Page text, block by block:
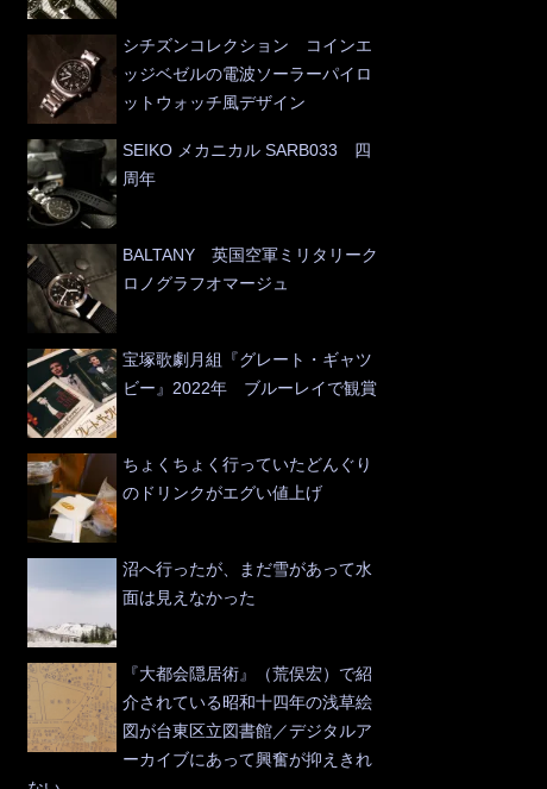
シチズンコレクション コインエ
ッジベゼルの電波ソーラーパイロ
ットウォッチ風デザイン
SEIKO メカニカル SARB033 四
周年
BALTANY 英国空軍ミリタリーク
ロノグラフオマージュ
宝塚歌劇月組『グレート・ギャツ
ビー』2022年 ブルーレイで観賞
ちょくちょく行っていたどんぐり
のドリンクがエグい値上げ
沼へ行ったが、まだ雪があって水
面は見えなかった
『大都会隠居術』（荒俣宏）で紹
介されている昭和十四年の浅草絵
図が台東区立図書館／デジタルア
ーカイブにあって興奮が抑えきれ